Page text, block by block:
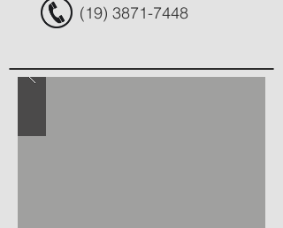
(19) 3871-7448